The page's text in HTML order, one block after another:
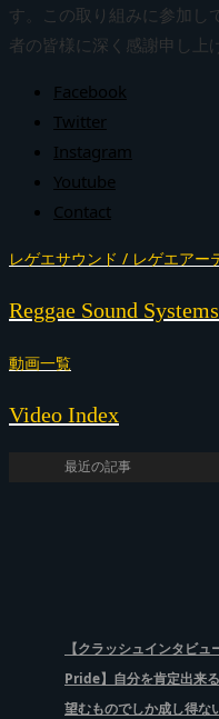
す。この取り組みに参加
者の皆様に深く感謝申し上
Facebook
Twitter
Instagram
Youtube
Contact
レゲエサウンド / レゲエアー
Reggae Sound
動画一覧
Video Index
最近の記事
【クラッシュインタビ
Pride】自分を肯定出来
望むものでしか成し得な